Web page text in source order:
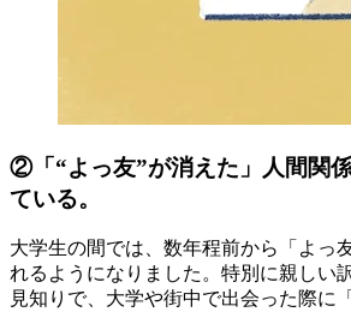
②「“よっ友”が消えた」人間関
ている。
大学生の間では、数年程前から「よっ
れるようになりました。特別に親しい
見知りで、大学や街中で出会った際に